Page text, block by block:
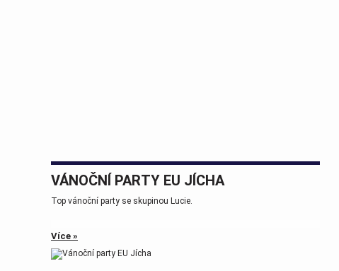
VÁNOČNÍ PARTY EU JÍCHA
Top vánoční party se skupinou Lucie.
Více »